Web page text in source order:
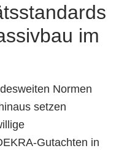
im
Normen
setzen
Gutachten in